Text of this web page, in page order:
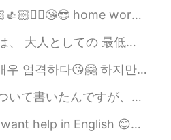
太漂亮了
2020.12.12 00:00
fully enjoy anything with
a nice weekend👍
want to go gym workouts pain is enjoyable 운동😍🤩😘 가정 ...
、 子供だけ。 自分の機嫌くらい 自分でとろう。 周りのせいにせず、 環境のせいにせず、...
아주 잘 가르치다 📘🖊️ 그는 나에게 많은 숙제를 주었다ㅋㅋㅋㅋ😄😂 자기 고마워🥰😘 ❤️💜
います。長すぎますね。参加する人も多すぎます。1日目と2日目も結婚式の機能がありますが、主な結婚式は...
please read ,record , post English is treated as a l...